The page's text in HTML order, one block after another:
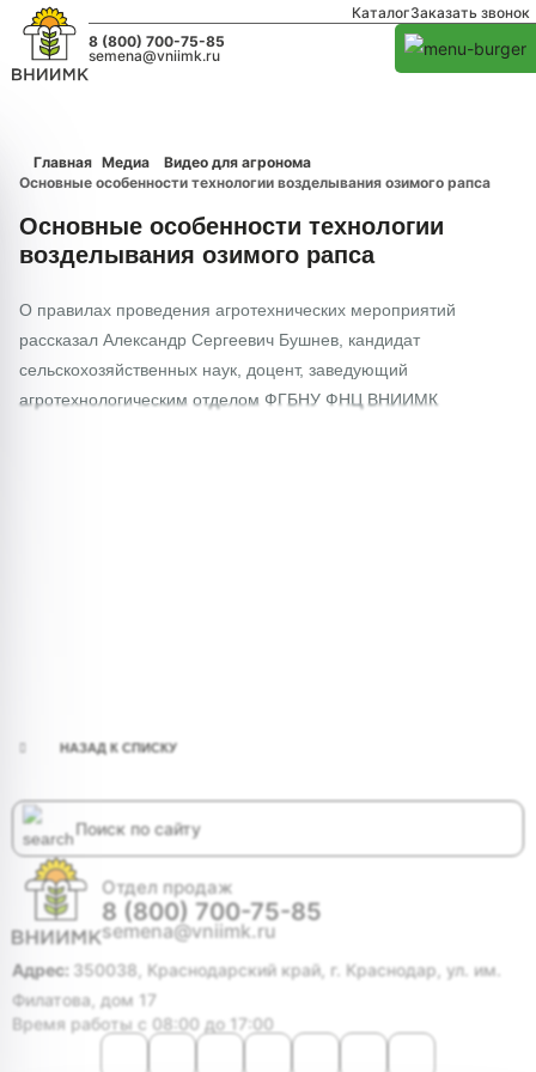
КаталогЗаказать звонок
8 (800) 700-75-85
semena@vniimk.ru
Главная Медиа
Видео для агронома
Основные особенности технологии возделывания озимого рапса
Основные особенности технологии
возделывания озимого рапса
О правилах проведения агротехнических мероприятий
рассказал Александр Сергеевич Бушнев, кандидат
сельскохозяйственных наук, доцент, заведующий
агротехнологическим отделом ФГБНУ ФНЦ ВНИИМК
НАЗАД К СПИСКУ
Отдел продаж
8 (800) 700-75-85
semena@vniimk.ru
Адрес: 350038, Краснодарский край, г. Краснодар, ул. им.
Филатова, дом 17
Время работы с 08:00 до 17:00